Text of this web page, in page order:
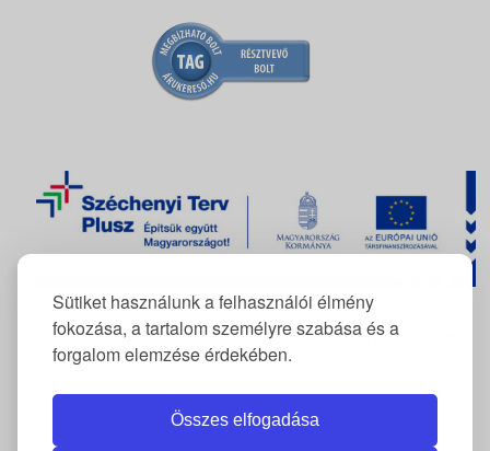
Sütiket használunk a felhasználói élmény
fokozása, a tartalom személyre szabása és a
forgalom elemzése érdekében.
Összes elfogadása
A FlexCom Kommunikációs Kft. azRRF-REP-10.10.1-24-2026-
11222azonosítószámú projekt keretében támogatásban